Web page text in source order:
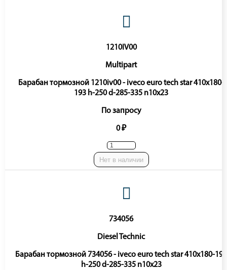
1210IV00
Multipart
Барабан тормозной 1210iv00 - iveco euro tech star 410x180-
193 h-250 d-285-335 n10x23
По запросу
0 ₽
Нет в наличии
734056
Diesel Technic
Барабан тормозной 734056 - iveco euro tech star 410x180-193
h-250 d-285-335 n10x23